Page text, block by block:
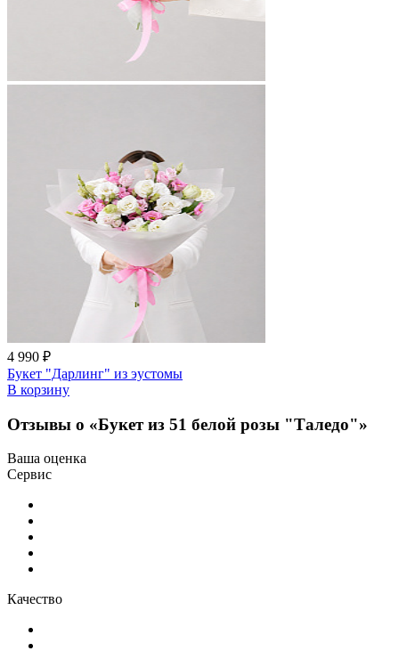
4 990 ₽
Букет "Дарлинг" из эустомы
В корзину
Отзывы о «Букет из 51 белой розы "Таледо"»
Ваша оценка
Сервис
Качество